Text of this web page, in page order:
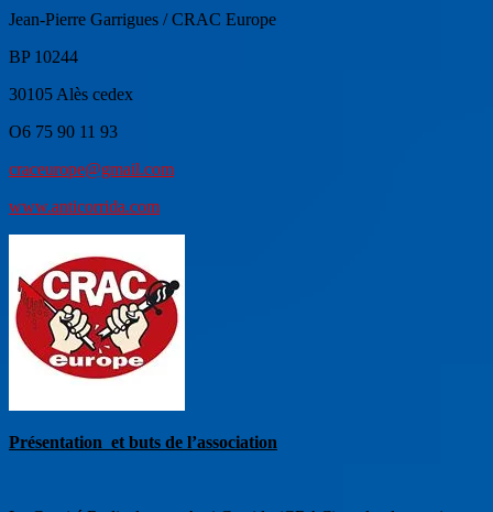
Jean-Pierre Garrigues / CRAC Europe
BP 10244
30105 Alès cedex
O6 75 90 11 93
craceurope@gmail.com
www.anticorrida.com
Présentation et buts de l’association